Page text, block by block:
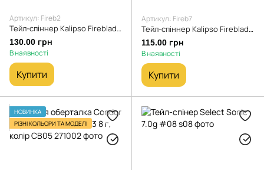
Артикул: Fireb2
Тейл-спіннер Kalipso Fireblade 10.5г col.523S
130.00 грн
В наявності
Купити
Артикул: Fireb7
Тейл-спіннер Kalipso Fireblade 7г col.531G
115.00 грн
В наявності
Купити
НОВИНКА
РІЗНІ КОЛЬОРИ ТА МОДЕЛІ